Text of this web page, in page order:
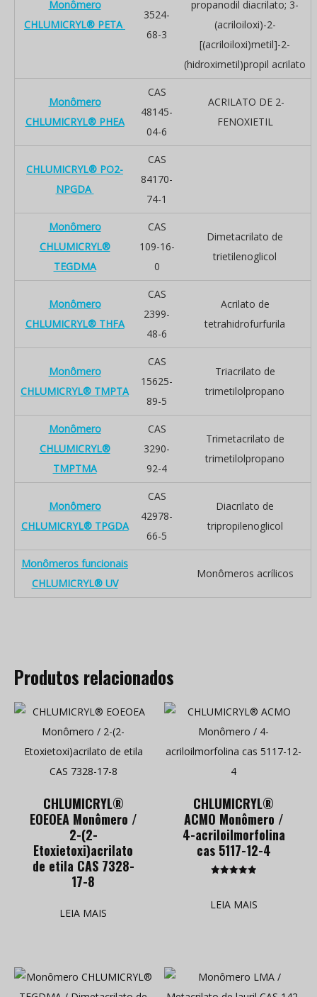
Monômero
CHLUMICRYL® PETA
3524-
68-3
propanodil diacrilato; 3-
(acriloiloxi)-2-
[(acriloiloxi)metil]-2-
(hidroximetil)propil acrilato
Monômero
CHLUMICRYL® PHEA
CAS
48145-
04-6
ACRILATO DE 2-
FENOXIETIL
CHLUMICRYL® PO2-
NPGDA
CAS
84170-
74-1
Monômero
CHLUMICRYL®
TEGDMA
CAS
109-16-
0
Dimetacrilato de
trietilenoglicol
Monômero
CHLUMICRYL® THFA
CAS
2399-
48-6
Acrilato de
tetrahidrofurfurila
Monômero
CHLUMICRYL® TMPTA
CAS
15625-
89-5
Triacrilato de
trimetilolpropano
Monômero
CHLUMICRYL®
TMPTMA
CAS
3290-
92-4
Trimetacrilato de
trimetilolpropano
Monômero
CHLUMICRYL® TPGDA
CAS
42978-
66-5
Diacrilato de
tripropilenoglicol
Monômeros funcionais
CHLUMICRYL® UV
Monômeros acrílicos
Produtos relacionados
CHLUMICRYL®
EOEOEA Monômero /
2-(2-
Etoxietoxi)acrilato
de etila CAS 7328-
17-8
LEIA MAIS
CHLUMICRYL®
ACMO Monômero /
4-acriloilmorfolina
cas 5117-12-4
de 5
LEIA MAIS